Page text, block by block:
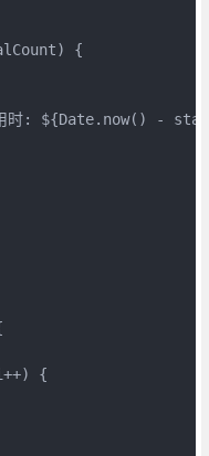
{
时: ${Date.now() -
{